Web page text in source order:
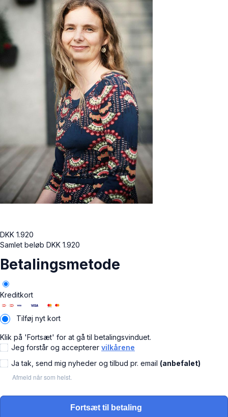
DKK 1.920
Samlet beløb DKK 1.920
Betalingsmetode
Kreditkort
Tilføj nyt kort
Klik på 'Fortsæt' for at gå til betalingsvinduet.
Jeg forstår og accepterer vilkårene
Ja tak, send mig nyheder og tilbud pr. email (anbefalet)
Afmeld når som helst.
Fortsæt til betaling